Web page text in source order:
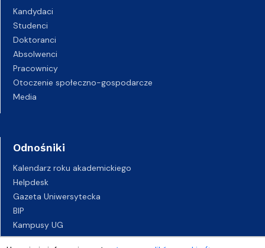
Kandydaci
Studenci
Doktoranci
Absolwenci
Pracownicy
Otoczenie społeczno-gospodarcze
Media
Odnośniki
Kalendarz roku akademickiego
Helpdesk
Gazeta Uniwersytecka
BIP
Kampusy UG
Biuro Karier UG